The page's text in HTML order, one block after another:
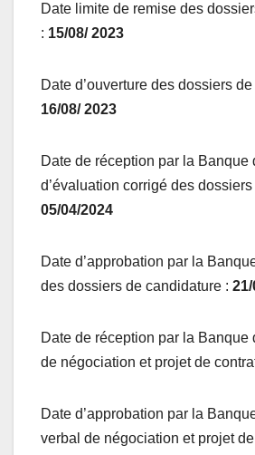
Date limite de remise des
: 15/08/ 2023
Date d’ouverture des dossiers
16/08/ 2023
Date de réception par la Banque
d’évaluation corrigé des
05/04/2024
Date d’approbation par la
des dossiers de candidature :
Date de réception par la Banque
de négociation et projet de
Date d’approbation par la
verbal de négociation et projet